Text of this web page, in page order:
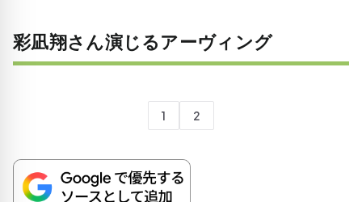
彩凪翔さん演じるアーヴィング
1 2